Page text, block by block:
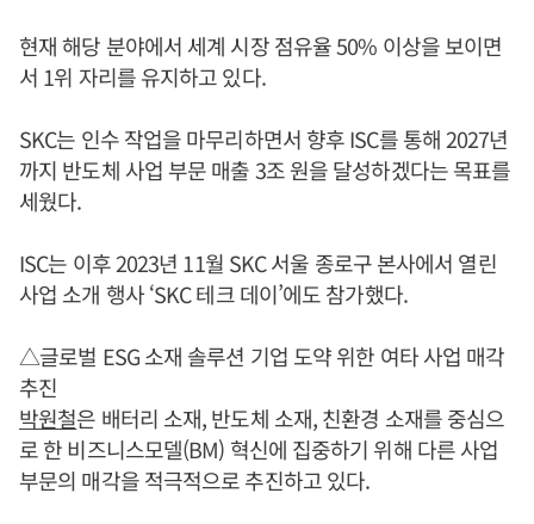
현재 해당 분야에서 세계 시장 점유율 50% 이상을 보이면
서 1위 자리를 유지하고 있다.
SKC는 인수 작업을 마무리하면서 향후 ISC를 통해 2027년
까지 반도체 사업 부문 매출 3조 원을 달성하겠다는 목표를
세웠다.
ISC는 이후 2023년 11월 SKC 서울 종로구 본사에서 열린
사업 소개 행사 ‘SKC 테크 데이’에도 참가했다.
△글로벌 ESG 소재 솔루션 기업 도약 위한 여타 사업 매각
추진
박원철은 배터리 소재, 반도체 소재, 친환경 소재를 중심으
로 한 비즈니스모델(BM) 혁신에 집중하기 위해 다른 사업
부문의 매각을 적극적으로 추진하고 있다.